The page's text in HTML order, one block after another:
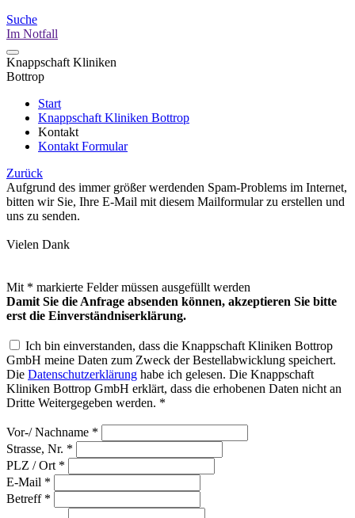
Suche
Im Notfall
Knappschaft Kliniken
Bottrop
Start
Knappschaft Kliniken Bottrop
Kontakt
Kontakt Formular
Zurück
Aufgrund des immer größer werdenden Spam-Problems im Internet,
bitten wir Sie, Ihre E-Mail mit diesem Mailformular zu erstellen und
uns zu senden.
Vielen Dank
Mit * markierte Felder müssen ausgefüllt werden
Damit Sie die Anfrage absenden können, akzeptieren Sie bitte
erst die Einverständniserklärung.
Ich bin einverstanden, dass die Knappschaft Kliniken Bottrop
GmbH meine Daten zum Zweck der Bestellabwicklung speichert.
Die Datenschutzerklärung habe ich gelesen. Die Knappschaft
Kliniken Bottrop GmbH erklärt, dass die erhobenen Daten nicht an
Dritte Weitergegeben werden. *
Vor-/ Nachname *
Strasse, Nr. *
PLZ / Ort *
E-Mail *
Betreff*